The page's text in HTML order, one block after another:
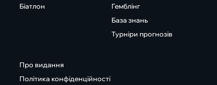
Біатлон
Гемблінг
База знань
Турніри прогнозів
Про видання
Політика конфіденційності